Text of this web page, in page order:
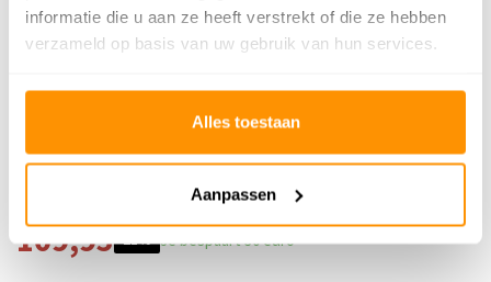
informatie die u aan ze heeft verstrekt of die ze hebben
verzameld op basis van uw gebruik van hun services.
Alles toestaan
Aanpassen
109,95 21% Je bespaart 30 euro
Geschikt voor: Binnen of
buiten?
Anti allergie Ja
OEKO-TEX®